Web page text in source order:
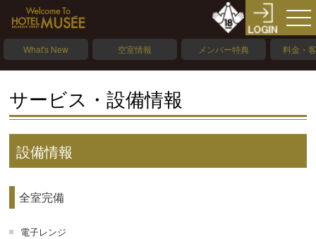
What's New 空室情報 メンバー特典 料金・
サービス・設備情報
設備情報
全室完備
電子レンジ